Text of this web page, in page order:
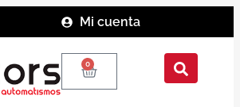
Mi cuenta
0